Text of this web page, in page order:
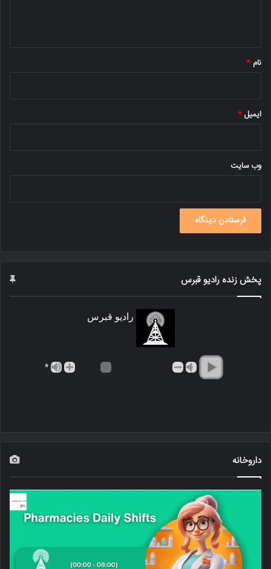
نام *
ایمیل*
وب‌ سایت
پخش زنده رادیو قبرس
رادیو قبرس
*
داروخانه